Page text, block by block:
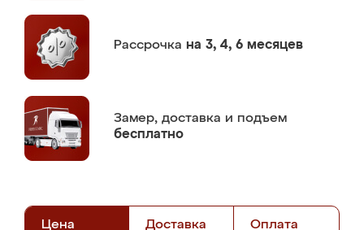
Рассрочка на 3, 4, 6 месяцев
Замер, доставка и подъем
бесплатно
Цена Доставка Оплата